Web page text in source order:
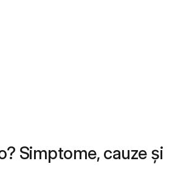
Simptome, cauze și